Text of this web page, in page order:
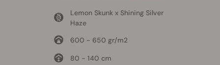
Lemon Skunk x Shining Silver
Haze
600 - 650 gr/m2
80 - 140 cm